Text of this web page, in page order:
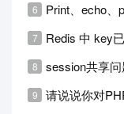
Print、echo、
Redis 中 key
session共享
请说说你对